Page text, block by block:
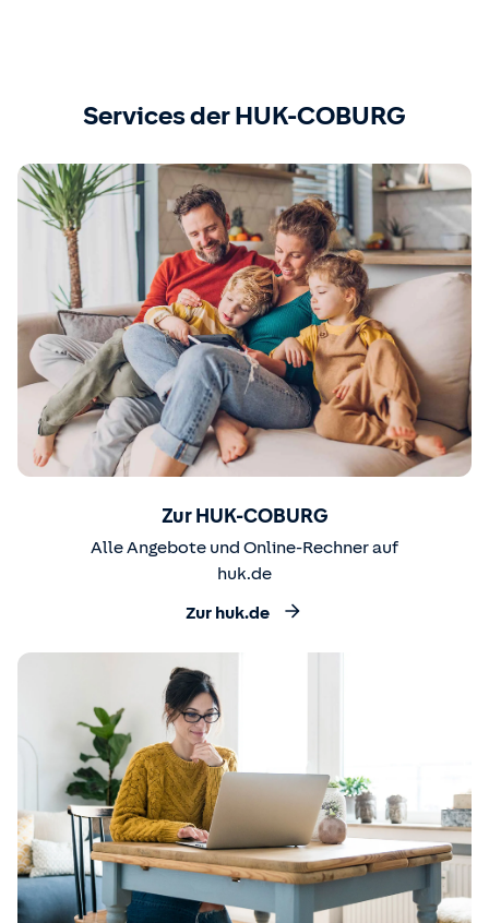
Services der HUK-COBURG
Zur HUK-COBURG
Alle Angebote und Online-Rechner auf
huk.de
Zur huk.de